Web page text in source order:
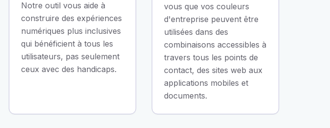
Notre outil vous aide à
construire des expériences
numériques plus inclusives
qui bénéficient à tous les
utilisateurs, pas seulement
ceux avec des handicaps.
vous que vos couleurs
d'entreprise peuvent être
utilisées dans des
combinaisons accessibles à
travers tous les points de
contact, des sites web aux
applications mobiles et
documents.